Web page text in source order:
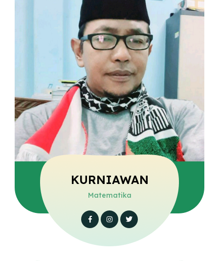
KURNIAWAN
Matematika